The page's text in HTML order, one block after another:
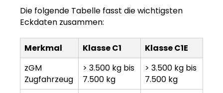
Die folgende Tabelle fasst die wichtigsten
Eckdaten zusammen:
Merkmal Klasse C1
Klasse C1E
zGM
Zugfahrzeug
> 3.500 kg bis
7.500 kg
> 3.500 kg bis
7.500 kg